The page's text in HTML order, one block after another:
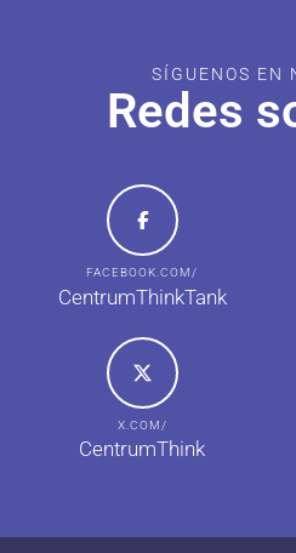
SÍGUENOS EN
Redes
FACEBOOK.COM/
CentrumThinkTank
X.COM/
CentrumThink